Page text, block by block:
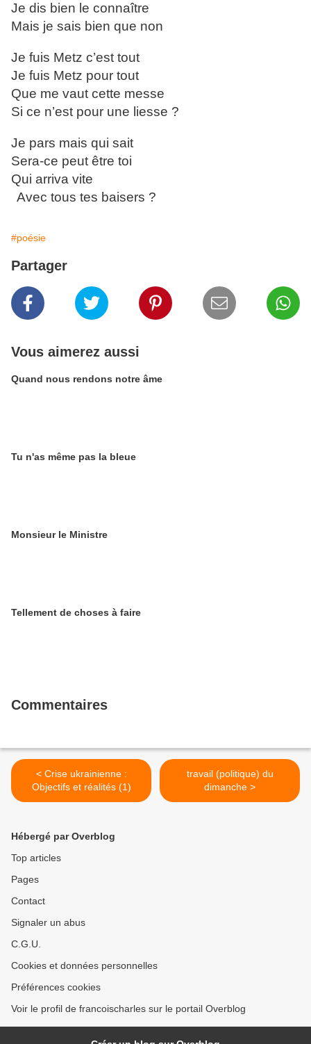
Je dis bien le connaître
Mais je sais bien que non
Je fuis Metz c’est tout
Je fuis Metz pour tout
Que me vaut cette messe
Si ce n’est pour une liesse ?
Je pars mais qui sait
Sera-ce peut être toi
Qui arriva vite
Avec tous tes baisers ?
#poésie
Partager
Vous aimerez aussi
Quand nous rendons notre âme
Tu n'as même pas la bleue
Monsieur le Ministre
Tellement de choses à faire
Commentaires
< Crise ukrainienne :
Objectifs et réalités (1)
travail (politique) du
dimanche >
Hébergé par Overblog
Top articles
Pages
Contact
Signaler un abus
C.G.U.
Cookies et données personnelles
Préférences cookies
Voir le profil de francoischarles sur le portail Overblog